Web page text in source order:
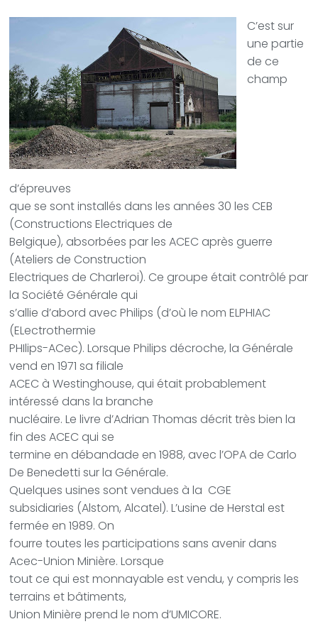
C’est sur
une partie
de ce
champ
d’épreuves
que se sont installés dans les années 30 les CEB
(Constructions Electriques de
Belgique), absorbées par les ACEC après guerre
(Ateliers de Construction
Electriques de Charleroi). Ce groupe était contrôlé par
la Société Générale qui
s’allie d’abord avec Philips (d’où le nom ELPHIAC
(ELectrothermie
PHIlips-ACec). Lorsque Philips décroche, la Générale
vend en 1971 sa filiale
ACEC à Westinghouse, qui était probablement
intéressé dans la branche
nucléaire. Le livre d’Adrian Thomas décrit très bien la
fin des ACEC qui se
termine en débandade en 1988, avec l’OPA de Carlo
De Benedetti sur la Générale.
Quelques usines sont vendues à la CGE
subsidiaries (Alstom, Alcatel). L’usine de Herstal est
fermée en 1989. On
fourre toutes les participations sans avenir dans
Acec-Union Minière. Lorsque
tout ce qui est monnayable est vendu, y compris les
terrains et bâtiments,
Union Minière prend le nom d’UMICORE.